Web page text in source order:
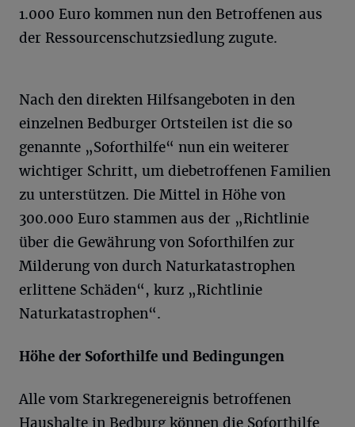
1.000 Euro kommen nun den Betroffenen aus
der Ressourcenschutzsiedlung zugute.
Nach den direkten Hilfsangeboten in den
einzelnen Bedburger Ortsteilen ist die so
genannte „Soforthilfe“ nun ein weiterer
wichtiger Schritt, um diebetroffenen Familien
zu unterstützen. Die Mittel in Höhe von
300.000 Euro stammen aus der „Richtlinie
über die Gewährung von Soforthilfen zur
Milderung von durch Naturkatastrophen
erlittene Schäden“, kurz „Richtlinie
Naturkatastrophen“.
Höhe der Soforthilfe und Bedingungen
Alle vom Starkregenereignis betroffenen
Haushalte in Bedburg können die Soforthilfe